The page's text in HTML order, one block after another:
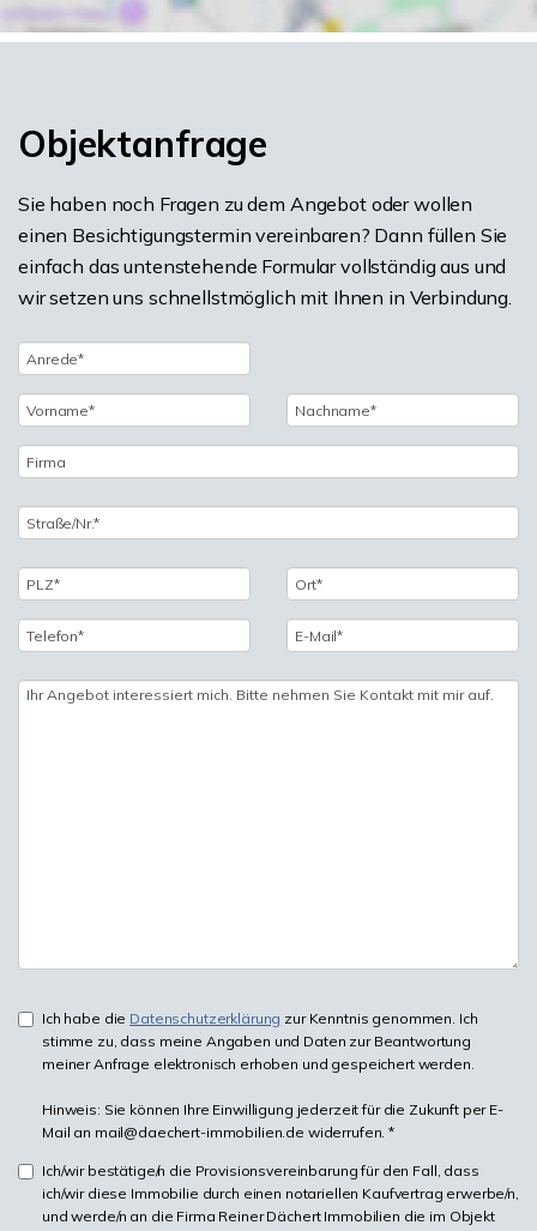
Objektanfrage
Sie haben noch Fragen zu dem Angebot oder wollen
einen Besichtigungstermin vereinbaren? Dann füllen Sie
einfach das untenstehende Formular vollständig aus und
wir setzen uns schnellstmöglich mit Ihnen in Verbindung.
Ich habe die Datenschutzerklärung zur Kenntnis genommen. Ich
stimme zu, dass meine Angaben und Daten zur Beantwortung
meiner Anfrage elektronisch erhoben und gespeichert werden.
Hinweis: Sie können Ihre Einwilligung jederzeit für die Zukunft per E-
Mail an mail@daechert-immobilien.de widerrufen. *
Ich/wir bestätige/n die Provisionsvereinbarung für den Fall, dass
ich/wir diese Immobilie durch einen notariellen Kaufvertrag erwerbe/n,
und werde/n an die Firma Reiner Dächert Immobilien die im Objekt